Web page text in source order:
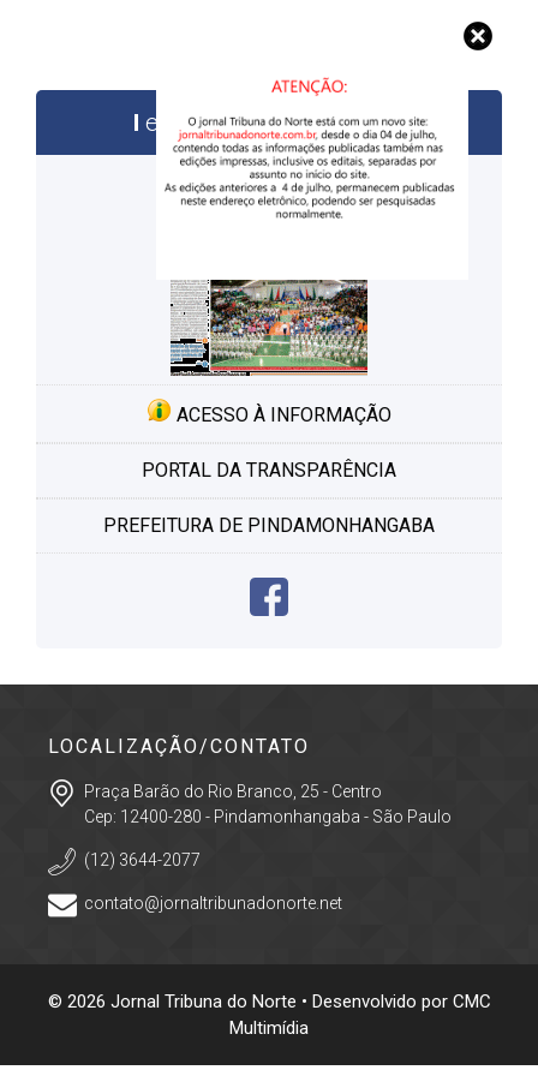
edições anteriores
ACESSO À INFORMAÇÃO
PORTAL DA TRANSPARÊNCIA
PREFEITURA DE PINDAMONHANGABA
LOCALIZAÇÃO/CONTATO
Praça Barão do Rio Branco, 25 - Centro
Cep: 12400-280 - Pindamonhangaba - São Paulo
(12) 3644-2077
contato@jornaltribunadonorte.net
© 2026 Jornal Tribuna do Norte • Desenvolvido por CMC
Multimídia